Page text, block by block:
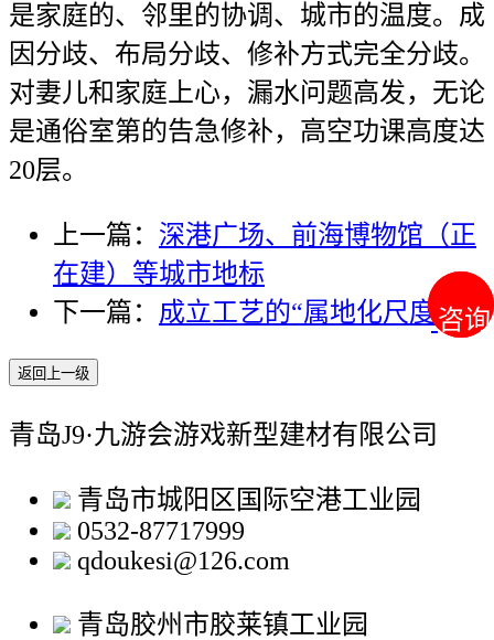
咨询
咨询
是家庭的、邻里的协调、城市的温度。成
因分歧、布局分歧、修补方式完全分歧。
对妻儿和家庭上心，漏水问题高发，无论
是通俗室第的告急修补，高空功课高度达
20层。
上一篇： 深港广场、前海博物馆（正
在建）等城市地标
下一篇： 成立工艺的“属地化尺度”
返回上一级
青岛J9·九游会游戏新型建材有限公司
青岛市城阳区国际空港工业园
0532-87717999
qdoukesi@126.com
青岛胶州市胶莱镇工业园